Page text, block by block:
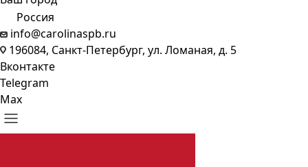
Россия
info@carolinaspb.ru
196084, Санкт-Петербург, ул. Ломаная, д. 5
Вконтакте
Telegram
Max